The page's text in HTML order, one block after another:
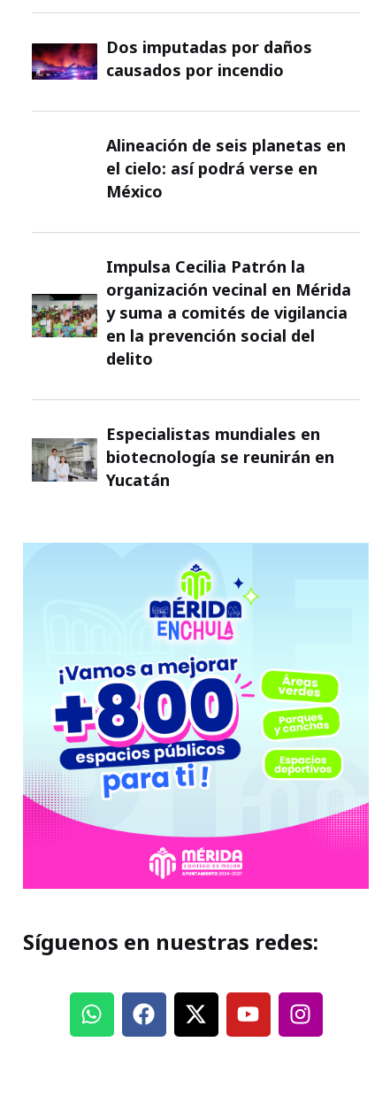
Dos imputadas por daños
causados por incendio
Alineación de seis planetas en
el cielo: así podrá verse en
México
Impulsa Cecilia Patrón la
organización vecinal en Mérida
y suma a comités de vigilancia
en la prevención social del
delito
Especialistas mundiales en
biotecnología se reunirán en
Yucatán
Síguenos en nuestras redes: